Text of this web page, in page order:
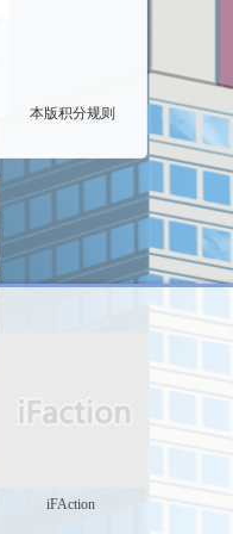
本版积分规则
iFAction